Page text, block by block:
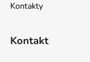
Kontakty
Kontakt